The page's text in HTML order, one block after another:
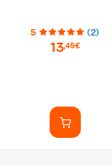
5 (2)
13,49€